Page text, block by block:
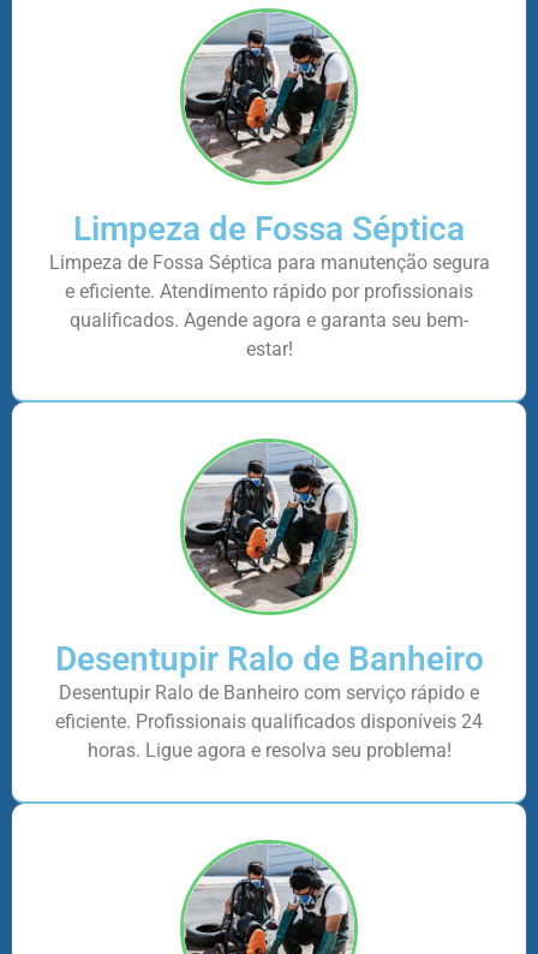
Limpeza de Fossa Séptica
Limpeza de Fossa Séptica para manutenção segura
e eficiente. Atendimento rápido por profissionais
qualificados. Agende agora e garanta seu bem-
estar!
Desentupir Ralo de Banheiro
Desentupir Ralo de Banheiro com serviço rápido e
eficiente. Profissionais qualificados disponíveis 24
horas. Ligue agora e resolva seu problema!